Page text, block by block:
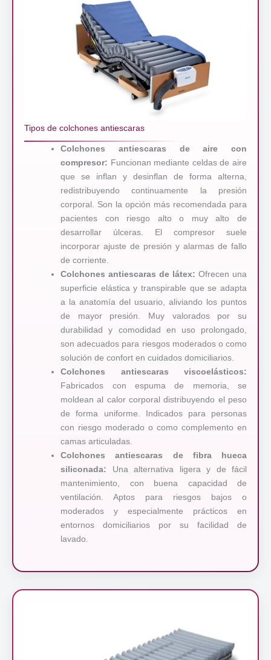
Tipos de colchones antiescaras
Colchones antiescaras de aire con
compresor: Funcionan mediante celdas de aire
que se inflan y desinflan de forma alterna,
redistribuyendo continuamente la presión
corporal. Son la opción más recomendada para
pacientes con riesgo alto o muy alto de
desarrollar úlceras. El compresor suele
incorporar ajuste de presión y alarmas de fallo
de corriente.
Colchones antiescaras de látex: Ofrecen una
superficie elástica y transpirable que se adapta
a la anatomía del usuario, aliviando los puntos
de mayor presión. Muy valorados por su
durabilidad y comodidad en uso prolongado,
son adecuados para riesgos moderados o como
solución de confort en cuidados domiciliarios.
Colchones antiescaras viscoelásticos:
Fabricados con espuma de memoria, se
moldean al calor corporal distribuyendo el peso
de forma uniforme. Indicados para personas
con riesgo moderado o como complemento en
camas articuladas.
Colchones antiescaras de fibra hueca
siliconada: Una alternativa ligera y de fácil
mantenimiento, con buena capacidad de
ventilación. Aptos para riesgos bajos o
moderados y especialmente prácticos en
entornos domiciliarios por su facilidad de
lavado.